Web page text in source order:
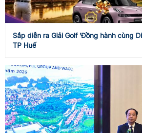
Sắp diễn ra Giải Golf 'Đồng hành cùng
TP Huế